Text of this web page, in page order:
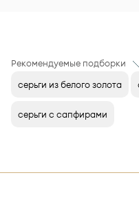
Рекомендуемые подборки
серьги из белого золота
серьги с сапфирами